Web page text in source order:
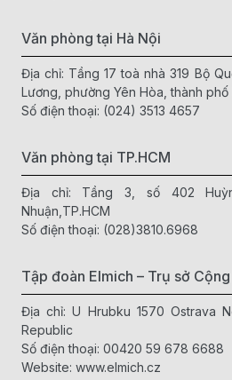
Văn phòng tại Hà Nội
Địa chỉ: Tầng 17 toà nhà 319 Bộ
Lương, phường Yên Hòa, thành phố
Số điện thoại: (024) 3513 4657
Văn phòng tại TP.HCM
Địa chỉ: Tầng 3, số 402
Nhuận,TP.HCM
Số điện thoại: (028)3810.6968
Tập đoàn Elmich – Trụ sở
Địa chỉ: U Hrubku 1570 Ostrava
Republic
Số điện thoại: 00420 59 678 6688
Website: www.elmich.cz